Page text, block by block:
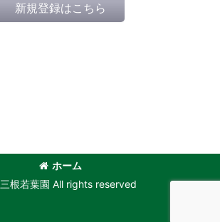
新規登録はこちら
ホーム
根若葉園 All rights reserved